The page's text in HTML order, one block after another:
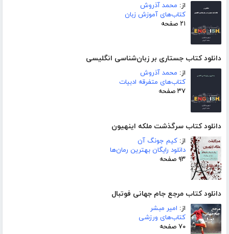
از: محمد آذروش
کتاب‌های آموزش زبان
۲۱ صفحه
دانلود کتاب جستاری بر زبان‌شناسی انگلیسی
از: محمد آذروش
کتاب‌های متفرقه ادبیات
۳۷ صفحه
دانلود کتاب سرگذشت ملکه اینهیون
از: کیم جونگ آن
دانلود رایگان بهترین رمان‌ها
۹۳ صفحه
دانلود کتاب مرجع جام جهانی فوتبال
از: امیر مبشر
کتاب‌های ورزشی
۷۰ صفحه